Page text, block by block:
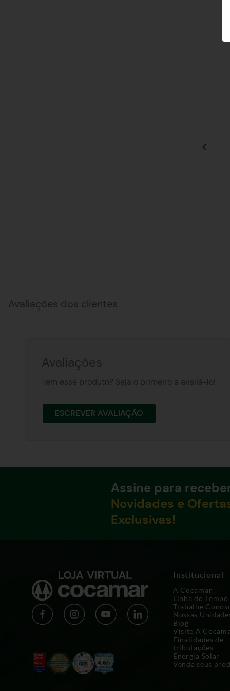
Avaliações dos clientes
Avaliações
Tem esse produto? Seja o primeiro a avaliá-lo!
ESCREVER AVALIAÇÃO
Assine para
Novidades e
Exclusivas!
Institucional
A Cocamar
Linha do Tempo
Trabalhe
Nossas
Blog
Visite A
Finalidades de
tributações
Energia Solar
Venda seus